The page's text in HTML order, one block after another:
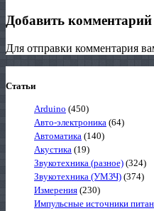
Добавить комментарий
Для отправки комментария
Статьи
Arduino (450)
Авто-электроника (64)
Автоматика (140)
Акустика (19)
Звукотехника (разное) (324)
Звукотехника (УМЗЧ) (374)
Измерения (230)
Импульсные источники